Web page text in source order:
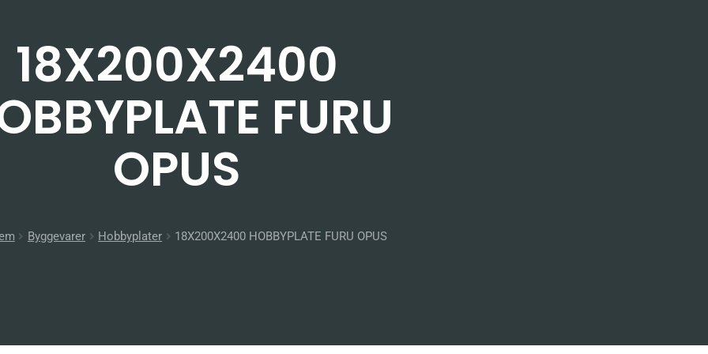
18X200X2400
FURU
OPUS
Byggevarer Hobbyplater 18X200X2400 HOBBYPLATE FURU OPUS